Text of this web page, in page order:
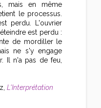
mais en même
le processus.
perdu. L'ouvrier
est perdu :
de mordiller le
ne s'y engage
Il n'a pas de feu,
L'Interprétation